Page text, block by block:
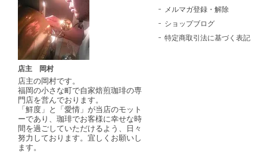
店主 岡村
店主の岡村です。
福岡の小さな町で自家焙煎珈琲の専
門店を営んでおります。
「鮮度」と「愛情」が当店のモット
ーであり、珈琲でお客様に幸せな時
間を過ごしていただけるよう、日々
努力しております。宜しくお願いし
ます。
メルマガ登録・解除
ショップブログ
特定商取引法に基づく表記